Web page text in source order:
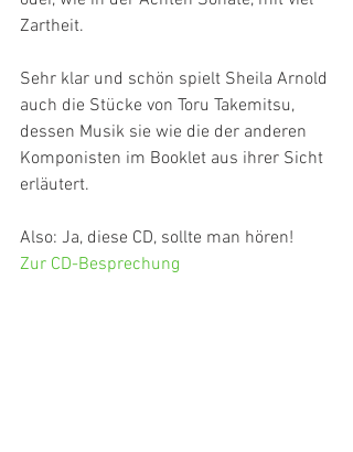
Zartheit.
Sehr klar und schön spielt Sheila Arnold
auch die Stücke von Toru Takemitsu,
dessen Musik sie wie die der anderen
Komponisten im Booklet aus ihrer Sicht
erläutert.
Also: Ja, diese CD, sollte man hören!
Zur CD-Besprechung